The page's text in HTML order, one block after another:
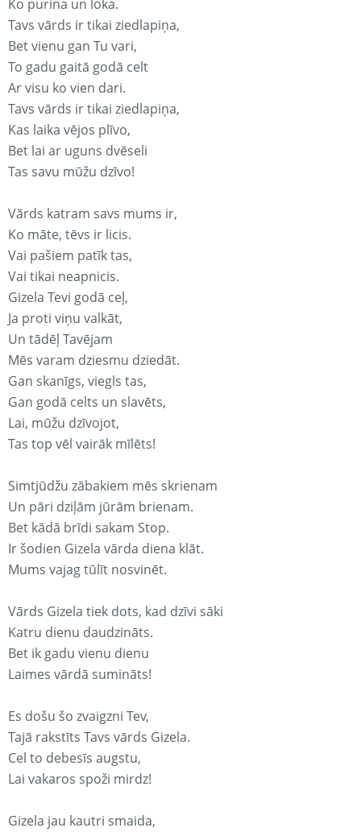
Ko purina un loka.
Tavs vārds ir tikai ziedlapiņa,
Bet vienu gan Tu vari,
To gadu gaitā godā celt
Ar visu ko vien dari.
Tavs vārds ir tikai ziedlapiņa,
Kas laika vējos plīvo,
Bet lai ar uguns dvēseli
Tas savu mūžu dzīvo!
Vārds katram savs mums ir,
Ko māte, tēvs ir licis.
Vai pašiem patīk tas,
Vai tikai neapnicis.
Gizela Tevi godā ceļ,
Ja proti viņu valkāt,
Un tādēļ Tavējam
Mēs varam dziesmu dziedāt.
Gan skanīgs, viegls tas,
Gan godā celts un slavēts,
Lai, mūžu dzīvojot,
Tas top vēl vairāk mīlēts!
Simtjūdžu zābakiem mēs skrienam
Un pāri dziļām jūrām brienam.
Bet kādā brīdi sakam Stop.
Ir šodien Gizela vārda diena klāt.
Mums vajag tūlīt nosvinēt.
Vārds Gizela tiek dots, kad dzīvi sāki
Katru dienu daudzināts.
Bet ik gadu vienu dienu
Laimes vārdā sumināts!
Es došu šo zvaigzni Tev,
Tajā rakstīts Tavs vārds Gizela.
Cel to debesīs augstu,
Lai vakaros spoži mirdz!
Gizela jau kautri smaida,